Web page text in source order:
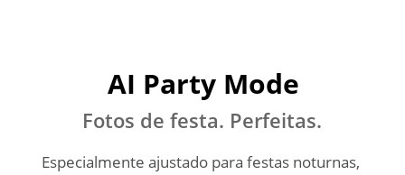
Especialmente ajustado para festas noturnas,
Fotos de festa. Perfeitas.
AI Party Mode